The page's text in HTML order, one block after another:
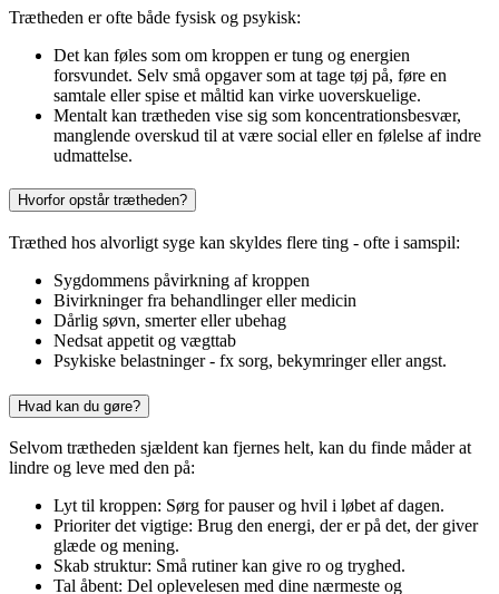
Trætheden er ofte både fysisk og psykisk:
Det kan føles som om kroppen er tung og energien
forsvundet. Selv små opgaver som at tage tøj på, føre en
samtale eller spise et måltid kan virke uoverskuelige.
Mentalt kan trætheden vise sig som koncentrationsbesvær,
manglende overskud til at være social eller en følelse af indre
udmattelse.
Hvorfor opstår trætheden?
Træthed hos alvorligt syge kan skyldes flere ting - ofte i samspil:
Sygdommens påvirkning af kroppen
Bivirkninger fra behandlinger eller medicin
Dårlig søvn, smerter eller ubehag
Nedsat appetit og vægttab
Psykiske belastninger - fx sorg, bekymringer eller angst.
Hvad kan du gøre?
Selvom trætheden sjældent kan fjernes helt, kan du finde måder at
lindre og leve med den på:
Lyt til kroppen: Sørg for pauser og hvil i løbet af dagen.
Prioriter det vigtige: Brug den energi, der er på det, der giver
glæde og mening.
Skab struktur: Små rutiner kan give ro og tryghed.
Tal åbent: Del oplevelesen med dine nærmeste og